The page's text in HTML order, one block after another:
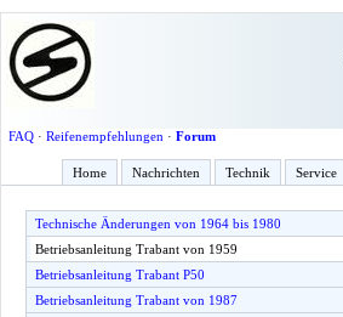
FAQ· Reifenempfehlungen · Forum
Home Nachrichten Technik Service
Technische Änderungen von 1964 bis 1980
Betriebsanleitung Trabant von 1959
Betriebsanleitung Trabant P50
Betriebsanleitung Trabant von 1987